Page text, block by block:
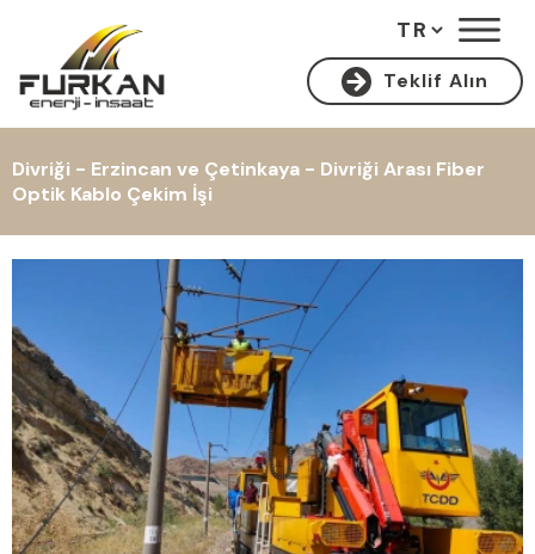
Teklif Alın
Divriği - Erzincan ve Çetinkaya - Divriği Arası Fiber
Optik Kablo Çekim İşi